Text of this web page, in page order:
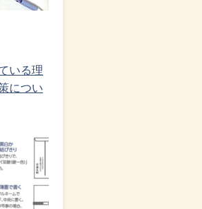
いる理
につい